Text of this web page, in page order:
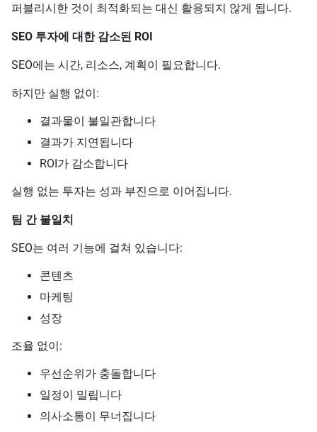
퍼블리시한 것이 최적화되는 대신 활용되지 않게 됩니다.
SEO 투자에 대한 감소된 ROI
SEO에는 시간, 리소스, 계획이 필요합니다.
하지만 실행 없이:
결과물이 불일관합니다
결과가 지연됩니다
ROI가 감소합니다
실행 없는 투자는 성과 부진으로 이어집니다.
팀 간 불일치
SEO는 여러 기능에 걸쳐 있습니다:
콘텐츠
마케팅
성장
조율 없이:
우선순위가 충돌합니다
일정이 밀립니다
의사소통이 무너집니다